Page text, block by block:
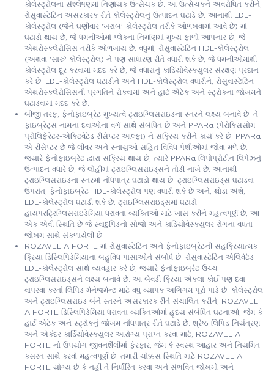
કોલેસ્ટ્રોલના સંશ્લેષણમાં નિર્ણાયક ઉત્સેચક છે. આ ઉત્સેચકને અવરોધિત કરીને,
રોસુવાસ્ટેટિન અસરકારક રીતે કોલેસ્ટ્રોલનું ઉત્પાદન ઘટાડે છે. આનાથી LDL-
કોલેસ્ટ્રોલ (જેને ઘણીવાર 'ખરાબ' કોલેસ્ટ્રોલ તરીકે ઓળખવામાં આવે છે) માં
ઘટાડો થાય છે, જે ધમનીઓમાં પ્લેકના નિર્માણમાં મુખ્ય ફાળો આપનાર છે, જે
એથરોસ્ક્લેરોસિસ તરીકે ઓળખાય છે. વધુમાં, રોસુવાસ્ટેટિન HDL-કોલેસ્ટ્રોલ
(અથવા 'સારું' કોલેસ્ટ્રોલ) ને પણ સાધારણ રીતે વધારી શકે છે, જે ધમનીઓમાંથી
કોલેસ્ટ્રોલ દૂર કરવામાં મદદ કરે છે, જે વધારાનું કાર્ડિયોવેસ્ક્યુલર સંરક્ષણ પ્રદાન
કરે છે. LDL-કોલેસ્ટ્રોલ ઘટાડીને અને HDL-કોલેસ્ટ્રોલ વધારીને, રોસુવાસ્ટેટિન
એથરોસ્ક્લેરોસિસની પ્રગતિને રોકવામાં અને હાર્ટ એટેક અને સ્ટ્રોકના જોખમને
ઘટાડવામાં મદદ કરે છે.
બીજી તરફ, ફેનોફાઇબ્રેટ મુખ્યત્વે ટ્રાઇગ્લિસરાઇડના સ્તરને લક્ષ્ય બનાવે છે. તે
ફાઇબ્રેટ્સ નામના દવાઓના વર્ગ સાથે સંબંધિત છે અને PPARα (પેરોક્સિસોમ
પ્રોલિફેરેટર-એક્ટિવેટેડ રીસેપ્ટર આલ્ફા) ને સક્રિય કરીને કાર્ય કરે છે. PPARα
એ રીસેપ્ટર છે જે લીવર અને સ્નાયુઓ સહિત વિવિધ પેશીઓમાં જોવા મળે છે.
જ્યારે ફેનોફાઇબ્રેટ દ્વારા સક્રિય થાય છે, ત્યારે PPARα લિપોપ્રોટીન લિપેઝનું
ઉત્પાદન વધારે છે, જે લોહીમાં ટ્રાઇગ્લિસરાઇડ્સને તોડી નાખે છે. આનાથી
ટ્રાઇગ્લિસરાઇડના સ્તરમાં નોંધપાત્ર ઘટાડો થાય છે. ટ્રાઇગ્લિસરાઇડ્સ ઘટાડવા
ઉપરાંત, ફેનોફાઇબ્રેટ HDL-કોલેસ્ટ્રોલ પણ વધારી શકે છે અને, થોડા અંશે,
LDL-કોલેસ્ટ્રોલ ઘટાડી શકે છે. ટ્રાઇગ્લિસરાઇડ્સમાં ઘટાડો
હાયપરટ્રિગ્લિસરાઇડેમિયા ધરાવતા વ્યક્તિઓ માટે ખાસ કરીને મહત્વપૂર્ણ છે, આ
એક એવી સ્થિતિ છે જે સ્વાદુપિંડનો સોજો અને કાર્ડિયોવેસ્ક્યુલર રોગના વધતા
જોખમ સાથે સંકળાયેલી છે.
ROZAVEL A FORTE માં રોસુવાસ્ટેટિન અને ફેનોફાઇબ્રેટની સહક્રિયાત્મક
ક્રિયા ડિસ્લિપિડેમિયાના બહુવિધ પાસાઓને સંબોધે છે. રોસુવાસ્ટેટિન એલિવેટેડ
LDL-કોલેસ્ટ્રોલ સાથે વ્યવહાર કરે છે, જ્યારે ફેનોફાઇબ્રેટ ઉચ્ચ
ટ્રાઇગ્લિસરાઇડ્સને લક્ષ્ય બનાવે છે. આ બેવડી ક્રિયા એકલા કોઈ પણ દવા
વાપરવા કરતાં લિપિડ મેનેજમેન્ટ માટે વધુ વ્યાપક અભિગમ પૂરો પાડે છે. કોલેસ્ટ્રોલ
અને ટ્રાઇગ્લિસરાઇડ બંને સ્તરને અસરકારક રીતે સંચાલિત કરીને, ROZAVEL
A FORTE ડિસ્લિપિડેમિયા ધરાવતા વ્યક્તિઓમાં હૃદય સંબંધિત ઘટનાઓ, જેમ કે
હાર્ટ એટેક અને સ્ટ્રોકનું જોખમ નોંધપાત્ર રીતે ઘટાડે છે. શ્રેષ્ઠ લિપિડ નિયંત્રણ
અને એકંદર કાર્ડિયોવેસ્ક્યુલર આરોગ્ય પ્રાપ્ત કરવા માટે, ROZAVEL A
FORTE નો ઉપયોગ જીવનશૈલીમાં ફેરફાર, જેમ કે સ્વસ્થ આહાર અને નિયમિત
કસરત સાથે કરવો મહત્વપૂર્ણ છે. તમારી ચોક્કસ સ્થિતિ માટે ROZAVEL A
FORTE યોગ્ય છે કે નહીં તે નિર્ધારિત કરવા અને સંભવિત જોખમો અને